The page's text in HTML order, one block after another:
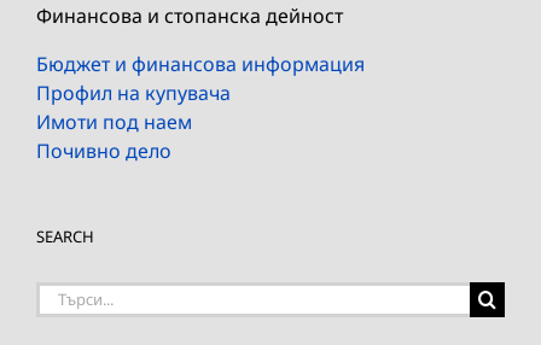
Финансова и стопанска дейност
Бюджет и финансова информация
Профил на купувача
Имоти под наем
Почивно дело
SEARCH
Търсене